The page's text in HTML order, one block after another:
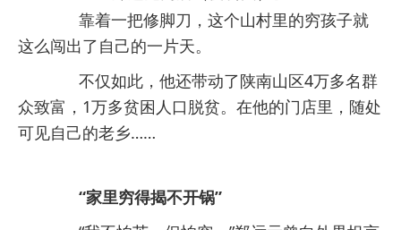
靠着一把修脚刀，这个山村里的穷孩子就
这么闯出了自己的一片天。
不仅如此，他还带动了陕南山区4万多名群
众致富，1万多贫困人口脱贫。在他的门店里，随处
可见自己的老乡……
“家里穷得揭不开锅”